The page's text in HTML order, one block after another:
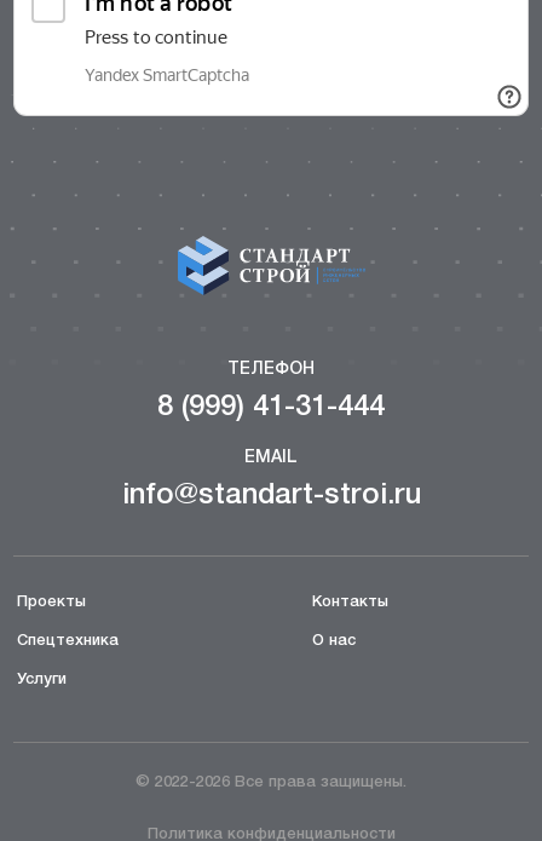
ТЕЛЕФОН
8 (999) 41-31-444
EMAIL
info@standart-stroi.ru
Проекты
Спецтехника
Услуги
Контакты
О нас
© 2022-2026 Все права защищены.
Политика конфиденциальности